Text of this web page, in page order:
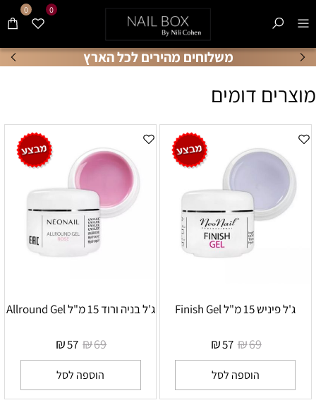
משלוחים מהירים לכל הארץ
0 0
מוצרים דומים
ג'ל פיניש 15 מ"ל Finish Gel
₪69
₪57
הוספה לסל
ג'ל בניה ורוד 15 מ"ל Allround Gel
₪69
₪57
הוספה לסל